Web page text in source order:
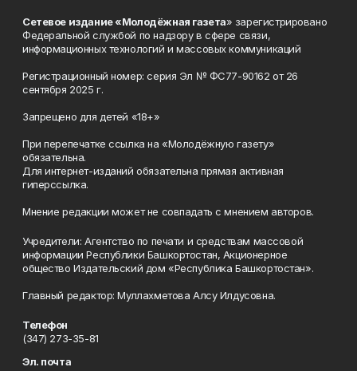
Сетевое издание «Молодёжная газета» зарегистрировано
Федеральной службой по надзору в сфере связи,
информационных технологий и массовых коммуникаций
Регистрационный номер: серия Эл № ФС77-90162 от 26
сентября 2025 г.
Запрещено для детей «18+»
При перепечатке ссылка на «Молодёжную газету»
обязательна.
Для интернет-изданий обязательна прямая активная
гиперссылка.
Мнение редакции может не совпадать с мнением авторов.
Учредители: Агентство по печати и средствам массовой
информации Республики Башкортостан, Акционерное
общество Издательский дом «Республика Башкортостан».
Главный редактор: Муллахметова Алсу Илдусовна.
Телефон
(347) 273-35-81
Эл. почта